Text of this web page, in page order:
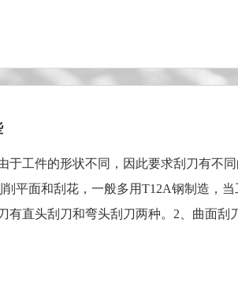
于工件的形状不同，因此要求刮刀有不
平面和刮花，一般多用T12A钢制造，
有直头刮刀和弯头刮刀两种。2、曲面刮